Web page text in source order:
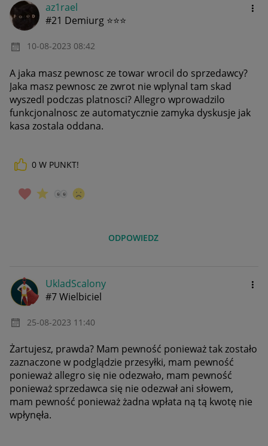
az1rael
#21 Demiurg ⭐⭐⭐
‎10-08-2023 08:42
A jaka masz pewnosc ze towar wrocil do sprzedawcy?
Jaka masz pewnosc ze zwrot nie wplynal tam skad
wyszedl podczas platnosci? Allegro wprowadzilo
funkcjonalnosc ze automatycznie zamyka dyskusje jak
kasa zostala oddana.
0 W PUNKT!
ODPOWIEDZ
UkladScalony
#7 Wielbiciel
‎25-08-2023 11:40
Żartujesz, prawda? Mam pewność ponieważ tak zostało
zaznaczone w podglądzie przesyłki, mam pewność
ponieważ allegro się nie odezwało, mam pewność
ponieważ sprzedawca się nie odezwał ani słowem,
mam pewność ponieważ żadna wpłata ną tą kwotę nie
wpłynęła.